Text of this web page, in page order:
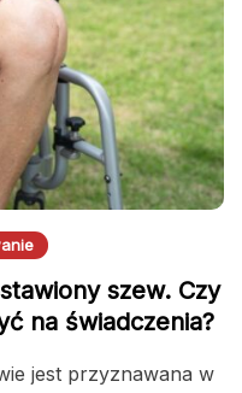
szew. Czy
na świadczenia?
jest przyznawana w